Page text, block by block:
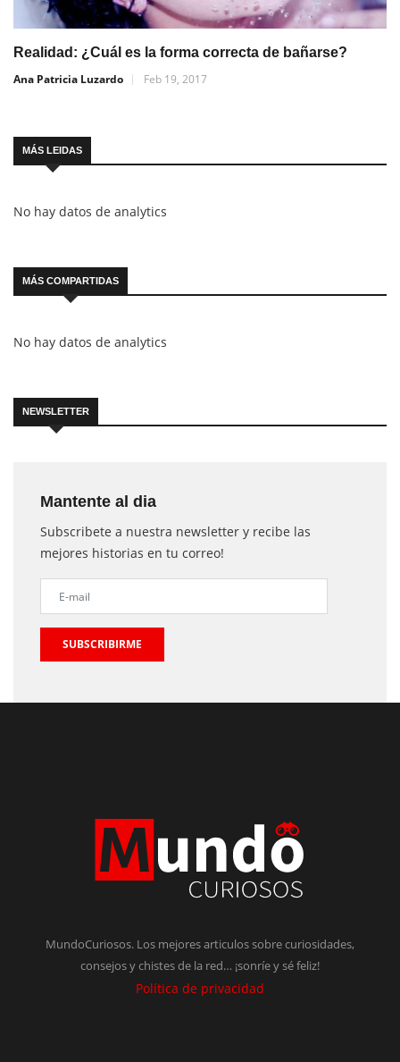
Realidad: ¿Cuál es la forma correcta de bañarse?
Ana Patricia Luzardo
Feb 19, 2017
MÁS LEIDAS
No hay datos de analytics
MÁS COMPARTIDAS
No hay datos de analytics
NEWSLETTER
Mantente al dia
Subscribete a nuestra newsletter y recibe las
mejores historias en tu correo!
SUBSCRIBIRME
MundoCuriosos. Los mejores articulos sobre curiosidades,
consejos y chistes de la red… ¡sonríe y sé feliz!
Política de privacidad